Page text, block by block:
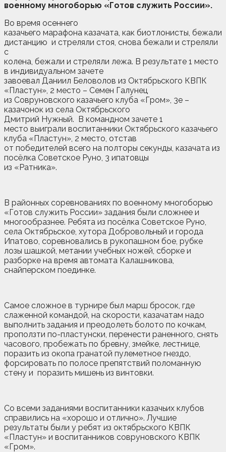
военному многоборью «Готов служить России».
Во время осеннего
казачьего марафона казачата, как биотлонисты, бежали
дистанцию и стреляли стоя, снова бежали и стреляли
с
колена, бежали и стреляли лежа. В результате 1 место
в индивидуальном зачете
завоевал Даниил Беловолов из Октябрьского КВПК
«Пластун», 2 место – Семен Галунец
из Совруновского казачьего клуба «Гром», 3е –
казачонок из села Октябрьского
Дмитрий Нужный. В командном зачете 1
место выиграли воспитанники Октябрьского казачьего
клуба «Пластун», 2 место, отстав
от победителей всего на полторы секунды, казачата из
посёлка Советское Руно, 3 ипатовцы
из «Ратника».
В районных соревнованиях по военному многоборью
«Готов служить России» задания были сложнее и
многообразнее. Ребята из посёлка Советское Руно,
села Октябрьское, хутора Добровольный и города
Ипатово, соревновались в рукопашном бое, рубке
лозы шашкой, метании учебных ножей, сборке и
разборке на время автомата Калашникова,
снайперском поединке.
Самое сложное в турнире был марш бросок, где
слаженной командой, на скорости, казачатам надо
выполнить задания и преодолеть болото по кочкам,
проползти по-пластунски, перенести раненного, снять
часового, пробежать по бревну, змейке, лестнице,
поразить из окопа гранатой пулеметное гнездо,
форсировать по полосе препятствий поломанную
стену и поразить мишень из винтовки.
Со всеми заданиями воспитанники казачьих клубов
справились на «хорошо и отлично». Лучшие
результаты были у ребят из октябрьского КВПК
«Пластун» и воспитанников совруновского КВПК
«Гром».